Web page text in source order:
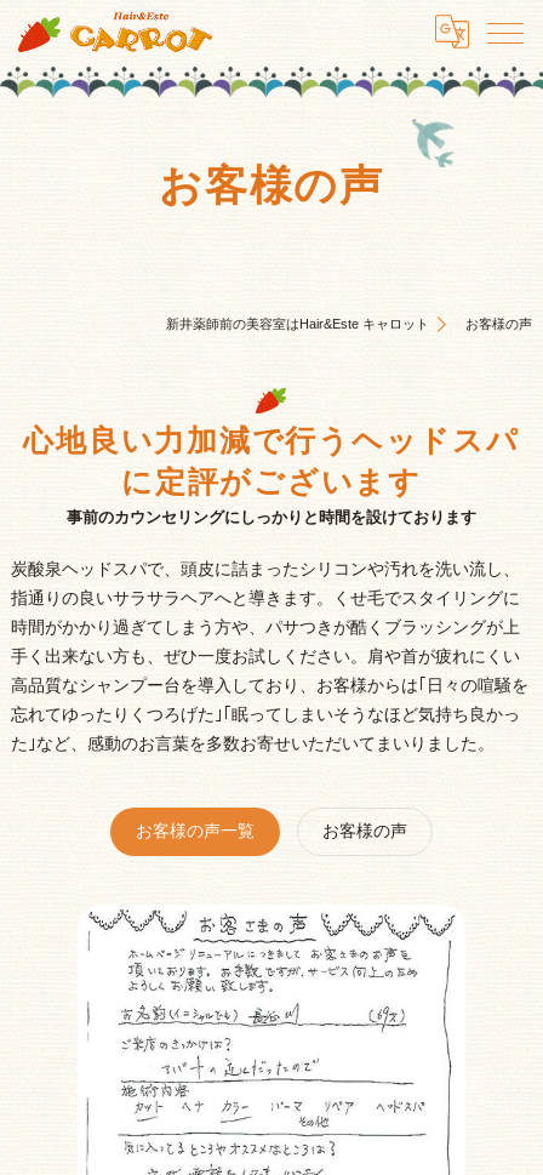
お客様の声
新井薬師前の美容室はHair&Este キャロット お客様の声
心地良い力加減で行うヘッドスパ
に定評がございます
事前のカウンセリングにしっかりと時間を設けております
炭酸泉ヘッドスパで、頭皮に詰まったシリコンや汚れを洗い流し、
指通りの良いサラサラヘアへと導きます。くせ毛でスタイリングに
時間がかかり過ぎてしまう方や、パサつきが酷くブラッシングが上
手く出来ない方も、ぜひ一度お試しください。肩や首が疲れにくい
高品質なシャンプー台を導入しており、お客様からは｢日々の喧騒を
忘れてゆったりくつろげた｣｢眠ってしまいそうなほど気持ち良かっ
た｣など、感動のお言葉を多数お寄せいただいてまいりました。
お客様の声一覧 お客様の声